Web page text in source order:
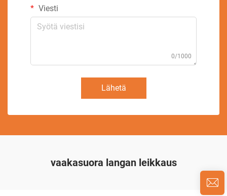
Viesti
0/1000
Lähetä
vaakasuora langan leikkaus